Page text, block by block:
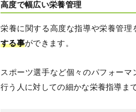
高度で幅広い栄養管理
栄養に関する高度な指導や栄養管理
する事ができます。
スポーツ選手など個々のパフォー
行う人に対しての細かな栄養指導ま